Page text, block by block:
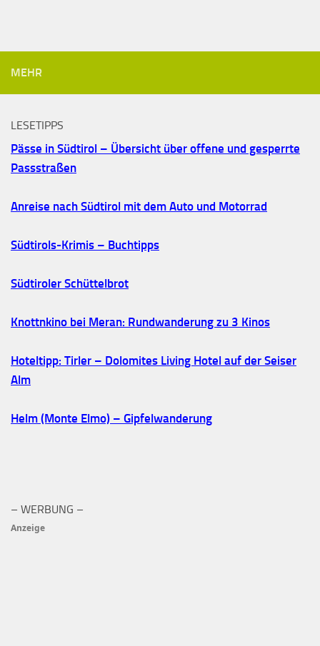
MEHR
LESETIPPS
Pässe in Südtirol – Übersicht über offene und gesperrte
Passstraßen
Anreise nach Südtirol mit dem Auto und Motorrad
Südtirols-Krimis – Buchtipps
Südtiroler Schüttelbrot
Knottnkino bei Meran: Rundwanderung zu 3 Kinos
Hoteltipp: Tirler – Dolomites Living Hotel auf der Seiser
Alm
Helm (Monte Elmo) – Gipfelwanderung
– WERBUNG –
Anzeige